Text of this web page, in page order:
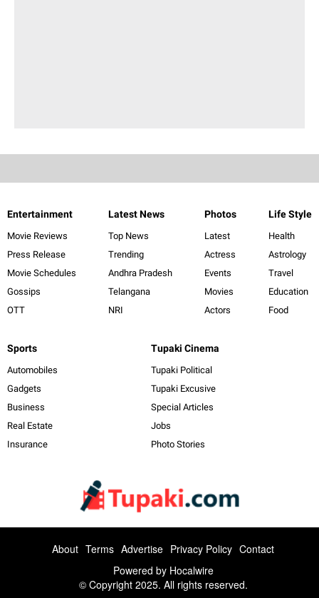
Entertainment
Movie Reviews
Press Release
Movie Schedules
Gossips
OTT
Latest News
Top News
Trending
Andhra Pradesh
Telangana
NRI
Photos
Latest
Actress
Events
Movies
Actors
Life Style
Health
Astrology
Travel
Education
Food
Sports
Automobiles
Gadgets
Business
Real Estate
Insurance
Tupaki Cinema
Tupaki Political
Tupaki Excusive
Special Articles
Jobs
Photo Stories
About Terms Advertise Privacy Policy Contact
Powered by Hocalwire
© Copyright 2025. All rights reserved.